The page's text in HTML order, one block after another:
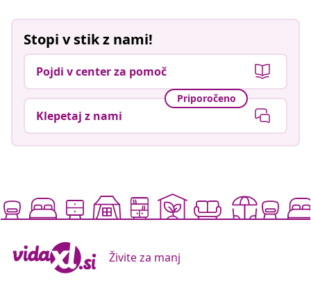
Stopi v stik z nami!
Pojdi v center za pomoč
Priporočeno
Klepetaj z nami
Živite za manj